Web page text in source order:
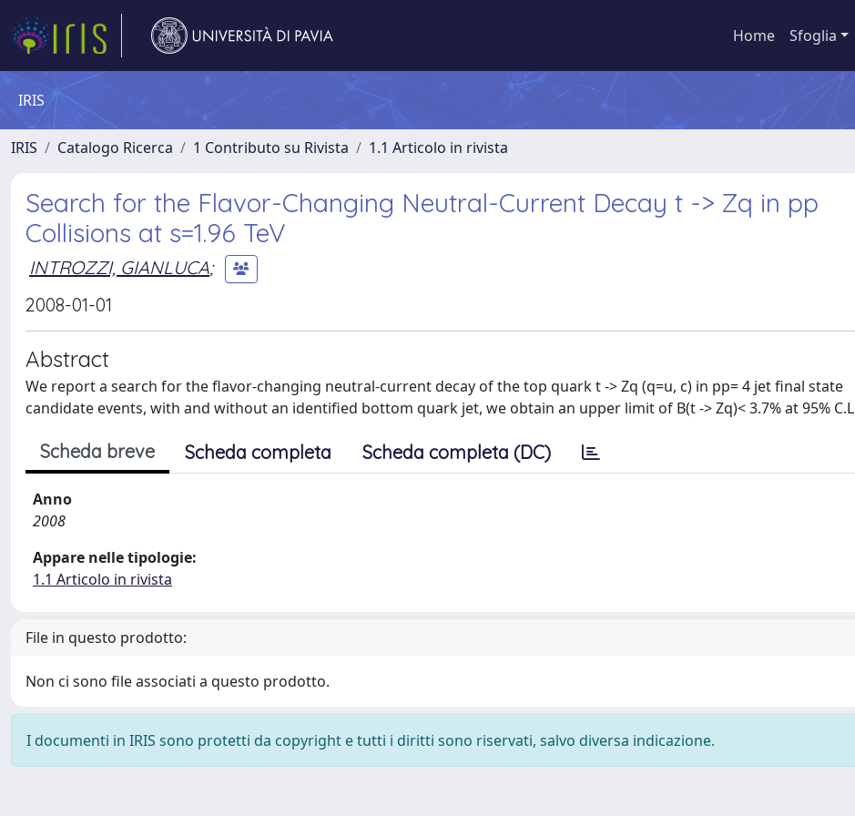
Home Sfoglia
IRIS
IRIS Catalogo Ricerca 1 Contributo su Rivista 1.1 Articolo in rivista
Search for the Flavor-Changing Neutral-Current Decay t -> Zq in pp
Collisions at s=1.96 TeV
INTROZZI, GIANLUCA;
2008-01-01
Abstract
We report a search for the flavor-changing neutral-current decay of the top quark t -> Zq (q=u, c) in pp= 4 jet final state
candidate events, with and without an identified bottom quark jet, we obtain an upper limit of B(t -> Zq)< 3.7% at 95%
Scheda breve Scheda completa Scheda completa (DC)
Anno
2008
Appare nelle tipologie:
1.1 Articolo in rivista
File in questo prodotto:
Non ci sono file associati a questo prodotto.
I documenti in IRIS sono protetti da copyright e tutti i diritti sono riservati, salvo diversa indicazione.